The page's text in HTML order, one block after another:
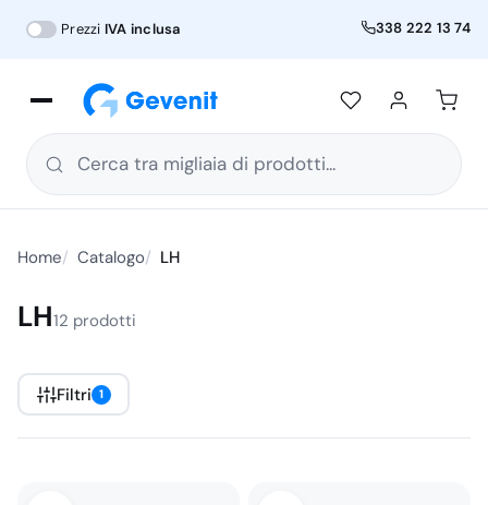
Prezzi IVA inclusa 338 222 13 74
Cerca tra migliaia di prodotti...
Home Catalogo LH
LH12 prodotti
Filtri 1